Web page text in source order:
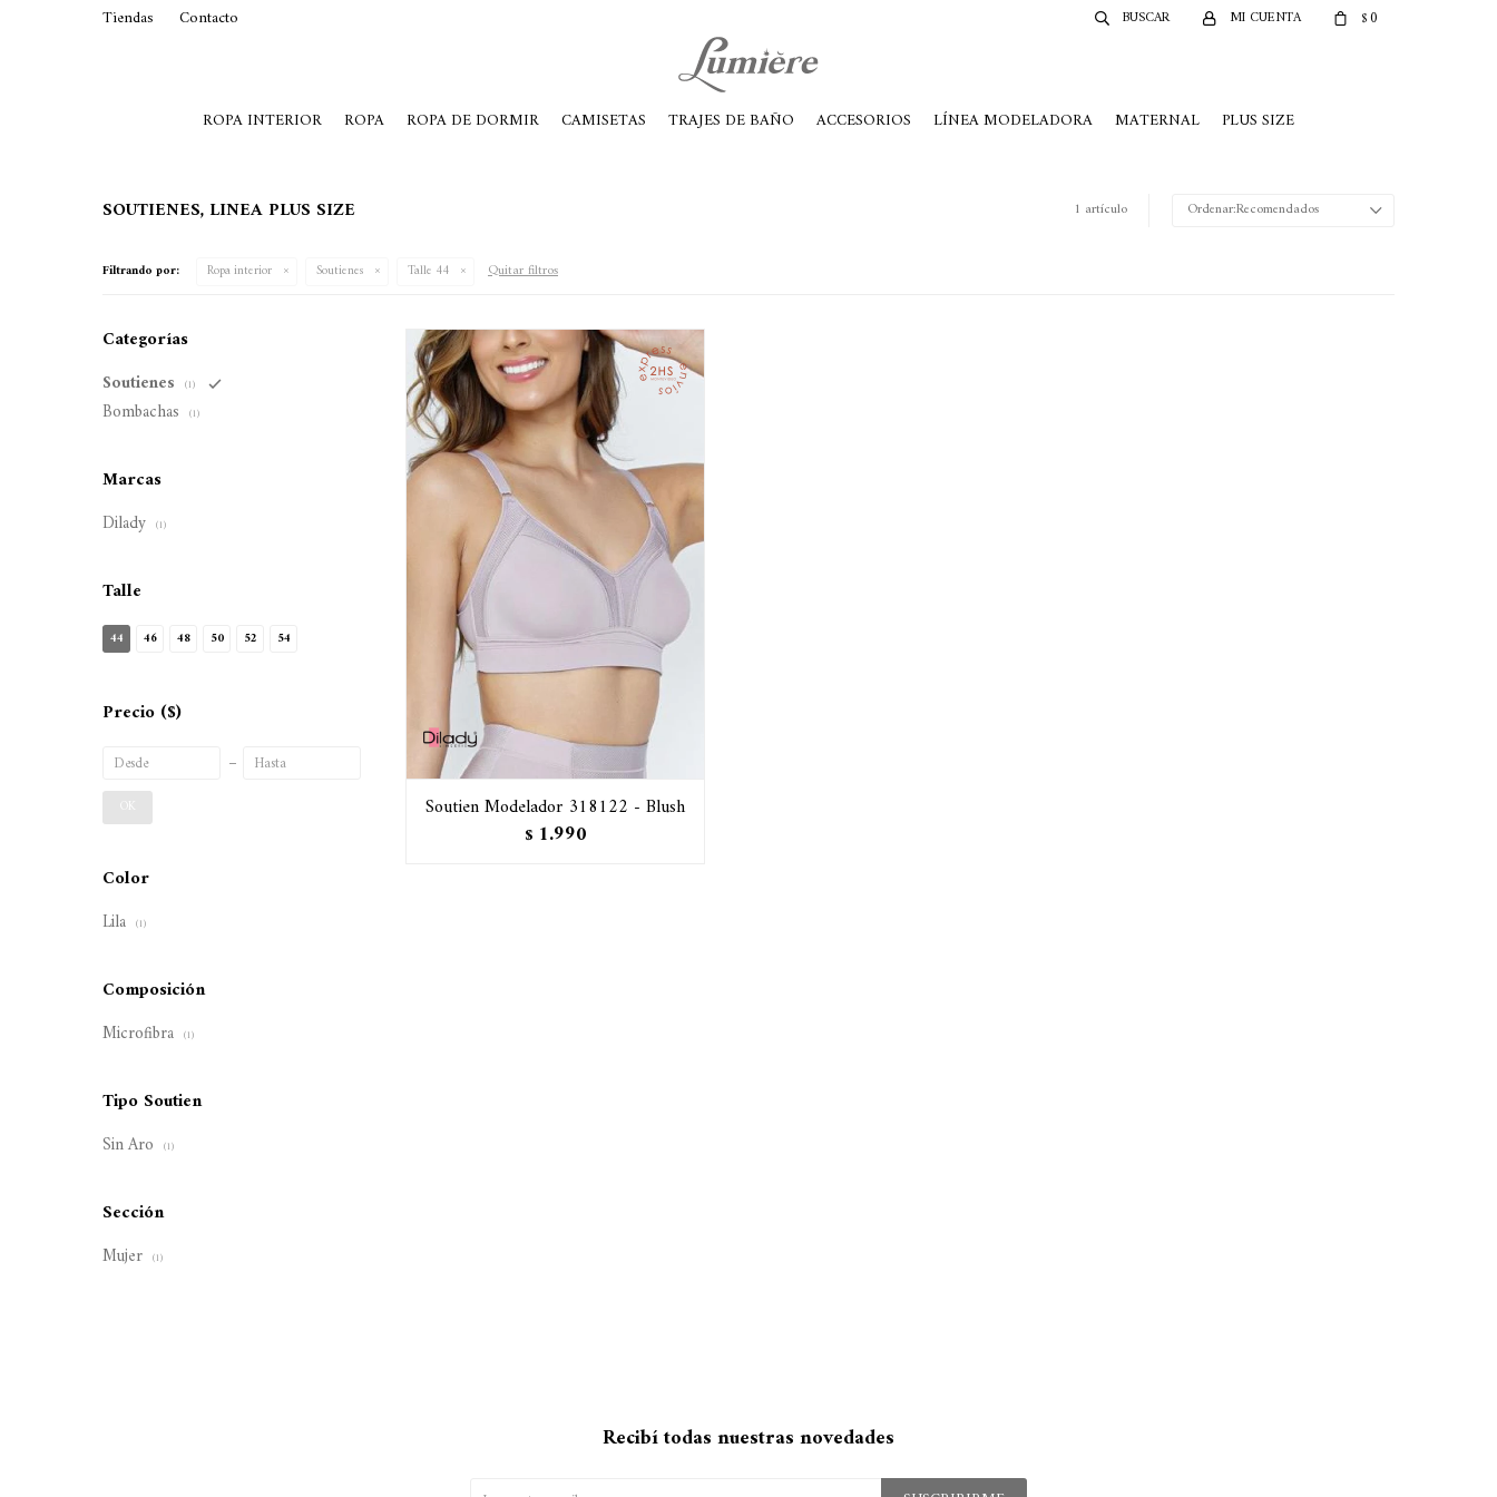
ROPA INTERIOR ROPA ROPA DE DORMIR CAMISETAS TRAJES DE BAÑO ACCESORIOS LÍNEA MODELADORA MATERNAL PLUS SIZE
$0
Tiendas Contacto
SOUTIENES, LINEA PLUS SIZE 1 artículo Recomendados
Filtrando por: Ropa interior Soutienes Talle 44 Quitar filtros
Soutien Modelador 318122 - Blush
$ 1.990
Categorías
Soutienes (1)
Bombachas (1)
Marcas
Dilady (1)
Talle
44 46 48 50 52 54
Precio ($)
OK
Color
Lila (1)
Composición
Microfibra (1)
Tipo Soutien
Sin Aro (1)
Sección
Mujer (1)
Recibí todas nuestras novedades